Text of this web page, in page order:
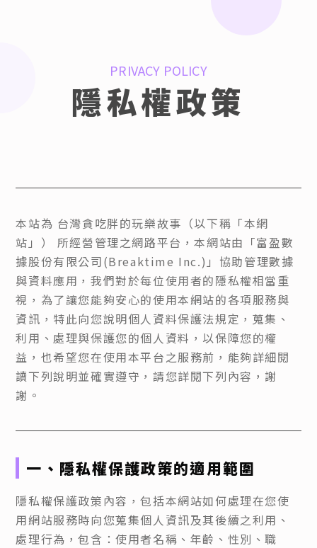
PRIVACY POLICY
隱私權政策
本站為 台灣貪吃胖的玩樂故事（以下稱「本網
站」） 所經營管理之網路平台，本網站由「富盈數
據股份有限公司(Breaktime Inc.)」協助管理數據
與資料應用，我們對於每位使用者的隱私權相當重
視，為了讓您能夠安心的使用本網站的各項服務與
資訊，特此向您說明個人資料保護法規定，蒐集、
利用、處理與保護您的個人資料，以保障您的權
益，也希望您在使用本平台之服務前，能夠詳細閱
讀下列說明並確實遵守，請您詳閱下列內容，謝
謝。
一、隱私權保護政策的適用範圍
隱私權保護政策內容，包括本網站如何處理在您使
用網站服務時向您蒐集個人資訊及其後續之利用、
處理行為，包含：使用者名稱、年齡、性別、職